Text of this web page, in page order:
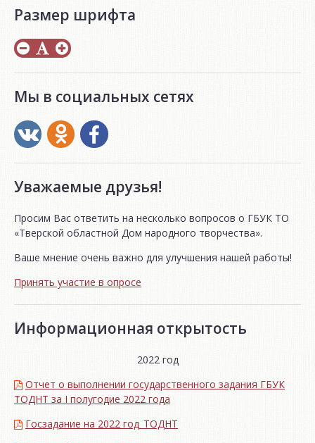
Размер шрифта
Мы в социальных сетях
Уважаемые друзья!
Просим Вас ответить на несколько вопросов о ГБУК ТО
«Тверской областной Дом народного творчества».
Ваше мнение очень важно для улучшения нашей работы!
Принять участие в опросе
Информационная открытость
2022 год
Отчет о выполнении государственного задания ГБУК
ТОДНТ за I полугодие 2022 года
Госзадание на 2022 год_ТОДНТ